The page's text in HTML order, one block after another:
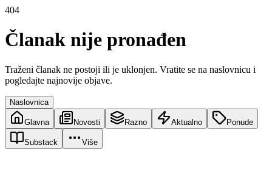
404
Članak nije pronađen
Traženi članak ne postoji ili je uklonjen. Vratite se na naslovnicu i
pogledajte najnovije objave.
Naslovnica
Glavna Novosti Razno Aktualno Ponude
Substack Više